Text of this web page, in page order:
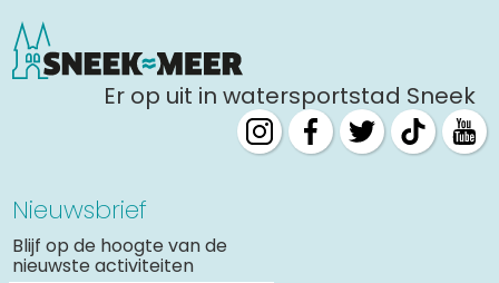
Er op uit in watersportstad Sneek
Nieuwsbrief
Blijf op de hoogte van de
nieuwste activiteiten